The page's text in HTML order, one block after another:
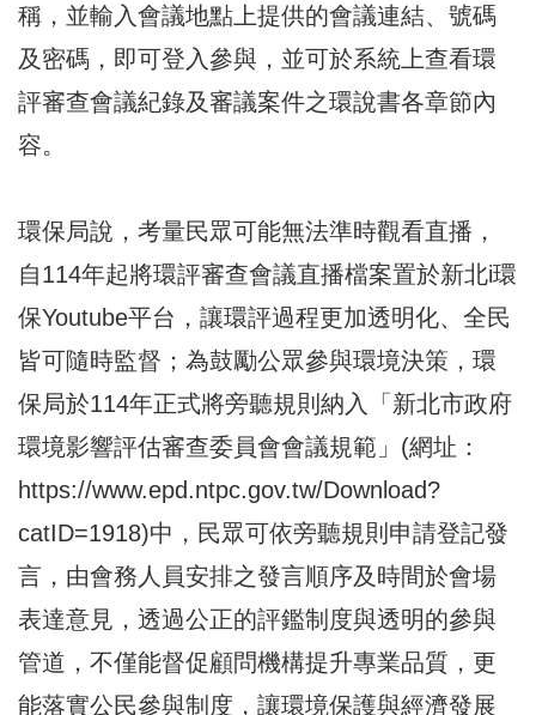
稱，並輸入會議地點上提供的會議連結、號碼
及密碼，即可登入參與，並可於系統上查看環
評審查會議紀錄及審議案件之環說書各章節內
容。
環保局說，考量民眾可能無法準時觀看直播，
自114年起將環評審查會議直播檔案置於新北i環
保Youtube平台，讓環評過程更加透明化、全民
皆可隨時監督；為鼓勵公眾參與環境決策，環
保局於114年正式將旁聽規則納入「新北市政府
環境影響評估審查委員會會議規範」(網址：
https://www.epd.ntpc.gov.tw/Download?
catID=1918)中，民眾可依旁聽規則申請登記發
言，由會務人員安排之發言順序及時間於會場
表達意見，透過公正的評鑑制度與透明的參與
管道，不僅能督促顧問機構提升專業品質，更
能落實公民參與制度，讓環境保護與經濟發展